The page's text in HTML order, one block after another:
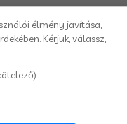
élmény javítása,
Kérjük, válassz,